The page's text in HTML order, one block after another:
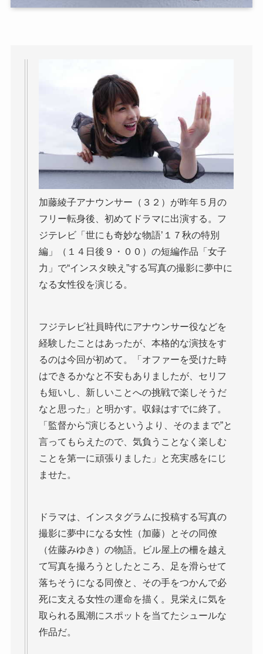
加藤綾子アナウンサー（３２）が昨年５月の
フリー転身後、初めてドラマに出演する。フ
ジテレビ「世にも奇妙な物語’１７秋の特別
編」（１４日後９・００）の短編作品「女子
力」で“インスタ映え”する写真の撮影に夢中に
なる女性役を演じる。
フジテレビ社員時代にアナウンサー役などを
経験したことはあったが、本格的な演技をす
るのは今回が初めて。「オファーを受けた時
はできるかなと不安もありましたが、セリフ
も短いし、新しいことへの挑戦で楽しそうだ
なと思った」と明かす。収録はすでに終了。
「監督から“演じるというより、そのままで”と
言ってもらえたので、気負うことなく楽しむ
ことを第一に頑張りました」と充実感をにじ
ませた。
ドラマは、インスタグラムに投稿する写真の
撮影に夢中になる女性（加藤）とその同僚
（佐藤みゆき）の物語。ビル屋上の柵を越え
て写真を撮ろうとしたところ、足を滑らせて
落ちそうになる同僚と、その手をつかんで必
死に支える女性の運命を描く。見栄えに気を
取られる風潮にスポットを当てたシュールな
作品だ。